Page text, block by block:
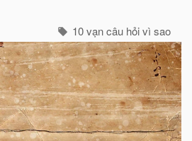
10 vạn câu hỏi vì sao